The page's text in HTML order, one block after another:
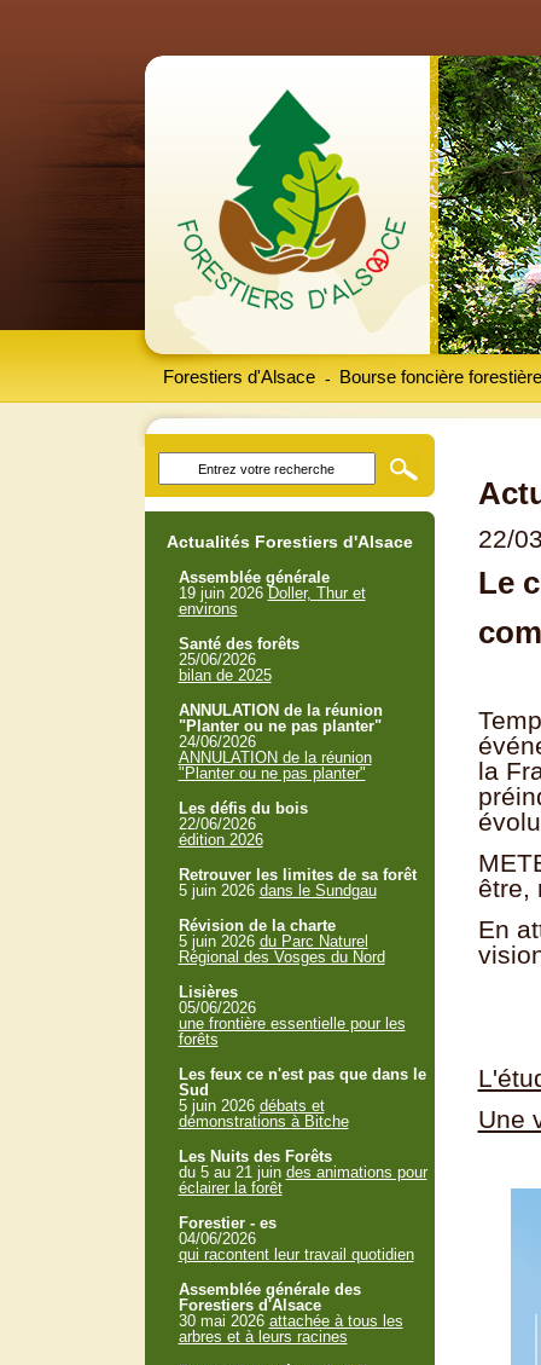
Forestiers d'Alsace Bourse foncière forestière
-
22/
Le
la
être,
En
Une
Actualités Forestiers d'Alsace
Assemblée générale
19 juin 2026 Doller, Thur et
environs
Santé des forêts
25/06/2026
bilan de 2025
ANNULATION de la réunion
"Planter ou ne pas planter"
24/06/2026
ANNULATION de la réunion
"Planter ou ne pas planter"
Les défis du bois
22/06/2026
édition 2026
Retrouver les limites de sa forêt
5 juin 2026 dans le Sundgau
Révision de la charte
5 juin 2026 du Parc Naturel
Régional des Vosges du Nord
Lisières
05/06/2026
une frontière essentielle pour les
forêts
Les feux ce n'est pas que dans le
Sud
5 juin 2026 débats et
démonstrations à Bitche
Les Nuits des Forêts
du 5 au 21 juin des animations pour
éclairer la forêt
Forestier - es
04/06/2026
qui racontent leur travail quotidien
Assemblée générale des
Forestiers d'Alsace
30 mai 2026 attachée à tous les
arbres et à leurs racines